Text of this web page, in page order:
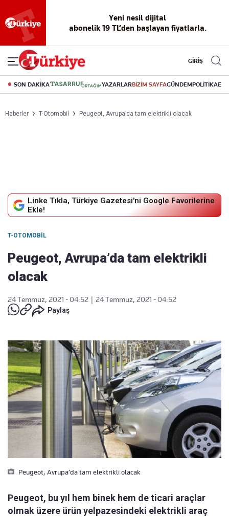
Yeni nesil dijital
abonelik 19 TL’den başlayan fiyatlarla.
GİRİŞ
SON DAKİKA YAZARLARBİZİM SAYFAGÜNDEMPOLİTİKA
Haberler T-Otomobil Peugeot, Avrupa’da tam elektrikli olacak
Linke Tıkla, Türkiye Gazetesi'ni Google Favorilerine
Ekle!
T-OTOMOBIL
Peugeot, Avrupa’da tam elektrikli
olacak
24 Temmuz, 2021 - 04:52
24 Temmuz, 2021 - 04:52
Paylaş
Peugeot, Avrupa’da tam elektrikli olacak
Peugeot, bu yıl hem binek hem de ticari araçlar
olmak üzere ürün yelpazesindeki elektrikli araç